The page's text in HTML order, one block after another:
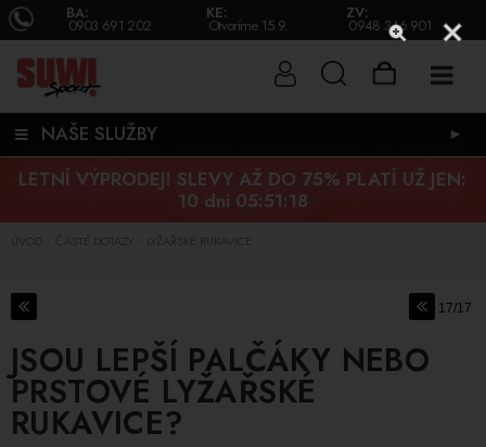
BA:
0903 691 202
KE:
Otvoríme 15.9.
ZV:
0948 346 901
NAŠE SLUŽBY ►
LETNÍ VÝPRODEJ! SLEVY AŽ DO 75% PLATÍ UŽ JEN:
10 dni 05:51:17
ÚVOD ČASTÉ DOTAZY LYŽAŘSKÉ RUKAVICE
17/17
JSOU LEPŠÍ PALČÁKY NEBO
PRSTOVÉ LYŽAŘSKÉ
RUKAVICE?